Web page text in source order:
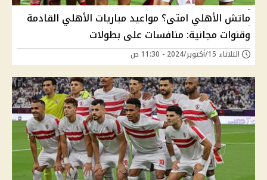
ماتش الأهلي امتى؟ مواعيد مباريات الأهلي القادمة
وقنوات مجانية: منافسات على بطولات
الثلاثاء 15/أكتوبر/2024 - 11:30 ص